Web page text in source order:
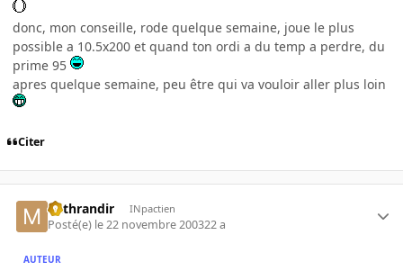
donc, mon conseille, rode quelque semaine, joue le plus
possible a 10.5x200 et quand ton ordi a du temp a perdre, du
prime 95
apres quelque semaine, peu être qui va vouloir aller plus loin
Citer
Mithrandir INpactien
Posté(e) le 22 novembre 200322 a
AUTEUR